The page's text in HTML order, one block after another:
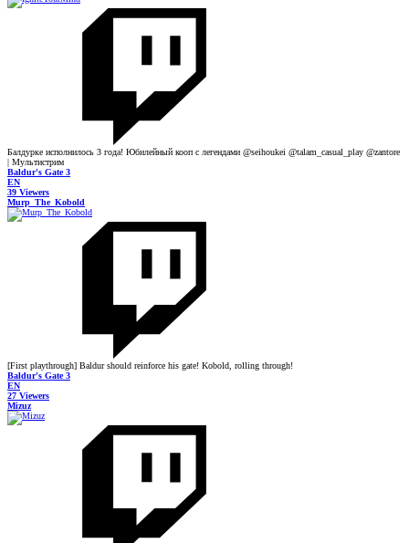
Балдурке исполнилось 3 года! Юбилейный кооп с легендами @seihoukei @talam_casual_play @zantore
| Мультистрим
Baldur's Gate 3
EN
39 Viewers
Murp_The_Kobold
[First playthrough] Baldur should reinforce his gate! Kobold, rolling through!
Baldur's Gate 3
EN
27 Viewers
Mizuz